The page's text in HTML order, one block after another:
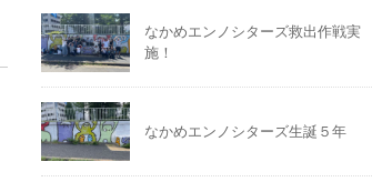
なかめエンノシターズ救出作戦実
施！
なかめエンノシターズ生誕５年